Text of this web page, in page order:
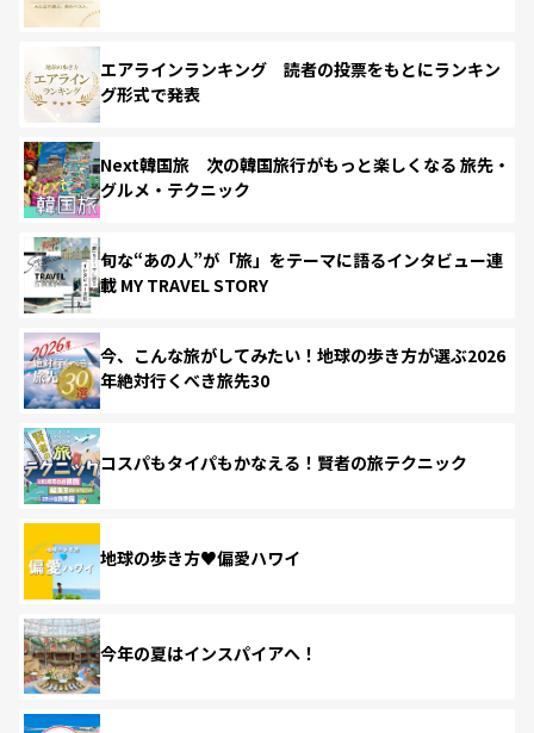
エアラインランキング 読者の投票をもとにランキン
グ形式で発表
Next韓国旅 次の韓国旅行がもっと楽しくなる 旅先・
グルメ・テクニック
旬な“あの人”が「旅」をテーマに語るインタビュー連
載 MY TRAVEL STORY
今、こんな旅がしてみたい！地球の歩き方が選ぶ2026
年絶対行くべき旅先30
コスパもタイパもかなえる！賢者の旅テクニック
地球の歩き方♥偏愛ハワイ
今年の夏はインスパイアへ！